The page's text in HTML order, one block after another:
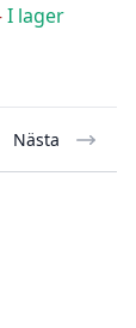
I lager
Nästa